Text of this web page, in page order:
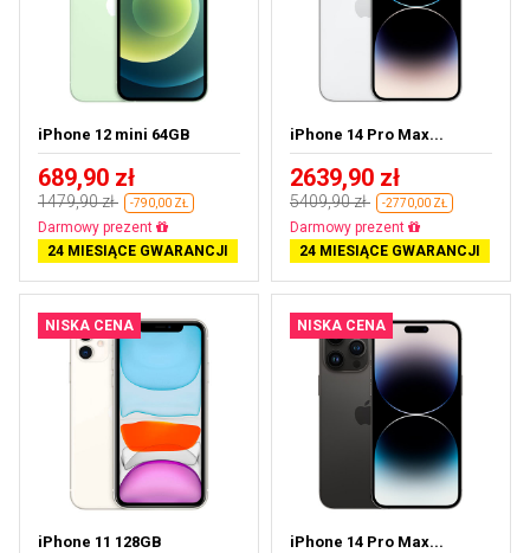
iPhone 12 mini 64GB
689,90 zł
1479,90 zł -790,00 ZŁ
Darmowa dostawa
24 MIESIĄCE GWARANCJI
iPhone 14 Pro Max...
2639,90 zł
5409,90 zł -2770,00 ZŁ
Darmowa dostawa
24 MIESIĄCE GWARANCJI
NISKA CENA
iPhone 11 128GB
NISKA CENA
iPhone 14 Pro Max...